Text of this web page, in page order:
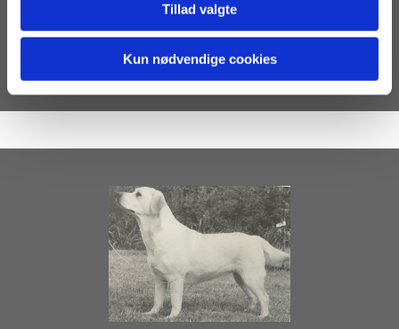
Tillad valgte
Kun nødvendige cookies
DEE-FAIR HOT RHYTM